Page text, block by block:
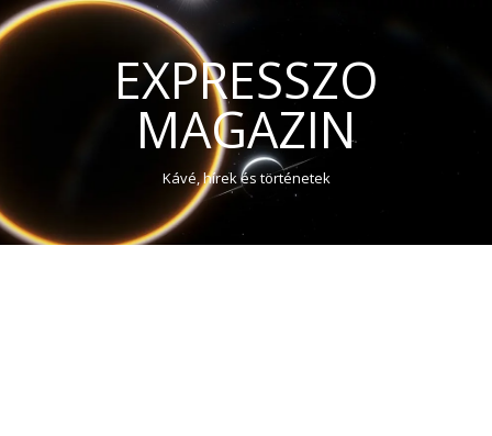
EXPRESSZO
MAGAZIN
Kávé, hírek és történetek